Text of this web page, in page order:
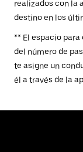
realizados con la
destino en los
** El espacio
del número de
te asigne un
él a través de la